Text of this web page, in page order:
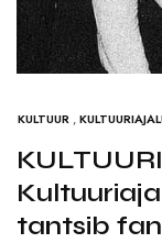
KULTUUR ,
tantsib